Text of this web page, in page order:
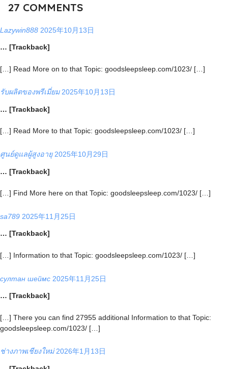
27 COMMENTS
Lazywin888 2025年10月13日
… [Trackback]
[…] Read More on to that Topic: goodsleepsleep.com/1023/ […]
รับผลิตของพรีเมี่ยม 2025年10月13日
… [Trackback]
[…] Read More to that Topic: goodsleepsleep.com/1023/ […]
ศูนย์ดูแลผู้สูงอายุ 2025年10月29日
… [Trackback]
[…] Find More here on that Topic: goodsleepsleep.com/1023/ […]
sa789 2025年11月25日
… [Trackback]
[…] Information to that Topic: goodsleepsleep.com/1023/ […]
султан шеймс 2025年11月25日
… [Trackback]
[…] There you can find 27955 additional Information to that Topic:
goodsleepsleep.com/1023/ […]
ช่างภาพเชียงใหม่ 2026年1月13日